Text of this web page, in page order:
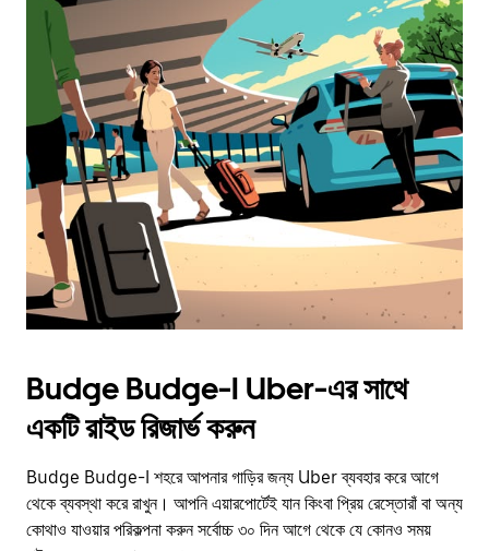
Budge Budge-I Uber-এর সাথে
একটি রাইড রিজার্ভ করুন
Budge Budge-I শহরে আপনার গাড়ির জন্য Uber ব্যবহার করে আগে
থেকে ব্যবস্থা করে রাখুন। আপনি এয়ারপোর্টেই যান কিংবা প্রিয় রেস্তোরাঁ বা অন্য
কোথাও যাওয়ার পরিকল্পনা করুন সর্বোচ্চ ৩০ দিন আগে থেকে যে কোনও সময়